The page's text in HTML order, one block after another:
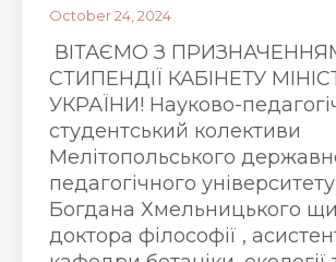
October 24, 2024
ВІТАЄМО З
СТИПЕНДІЇ КАБІНЕТУ
УКРАЇНИ! Науково-
студентський колективи
Мелітопольського
педагогічного університету
Богдана Хмельницького
доктора філософії ,